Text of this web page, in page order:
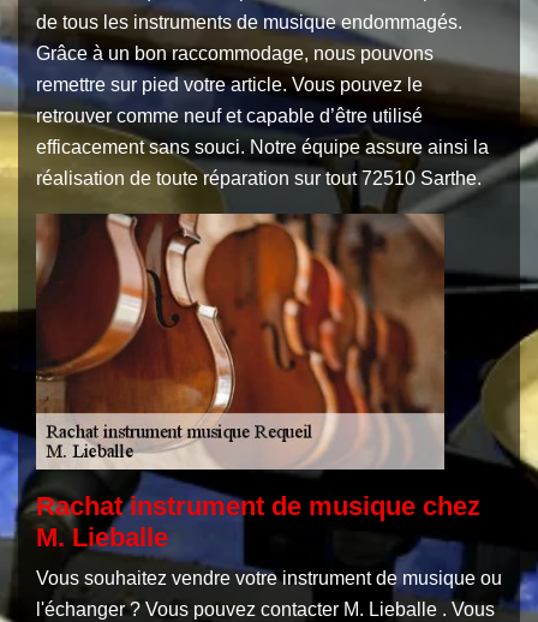
de tous les instruments de musique endommagés.
Grâce à un bon raccommodage, nous pouvons
remettre sur pied votre article. Vous pouvez le
retrouver comme neuf et capable d’être utilisé
efficacement sans souci. Notre équipe assure ainsi la
réalisation de toute réparation sur tout 72510 Sarthe.
Rachat instrument de musique chez
M. Lieballe
Vous souhaitez vendre votre instrument de musique ou
l'échanger ? Vous pouvez contacter M. Lieballe . Vous